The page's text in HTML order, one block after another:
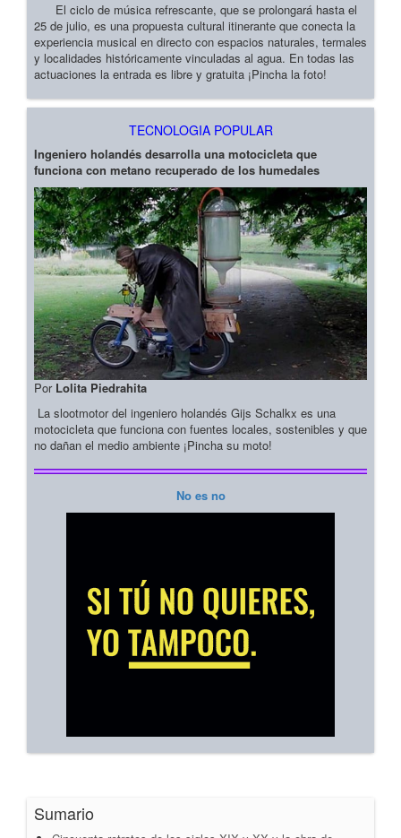
El ciclo de música refrescante, que se prolongará hasta el
25 de julio, es una propuesta cultural itinerante que conecta la
experiencia musical en directo con espacios naturales, termales
y localidades históricamente vinculadas al agua. En todas las
actuaciones la entrada es libre y gratuita ¡Pincha la foto!
TECNOLOGIA POPULAR
Ingeniero holandés desarrolla una motocicleta que
funciona con metano recuperado de los humedales
Por Lolita Piedrahita
La slootmotor del ingeniero holandés Gijs Schalkx es una
motocicleta que funciona con fuentes locales, sostenibles y que
no dañan el medio ambiente ¡Pincha su moto!
No es no
Sumario